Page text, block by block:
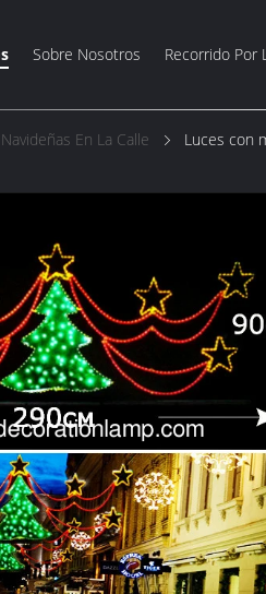
Sobre Nosotros Recorrido Por
En La Calle Luces con